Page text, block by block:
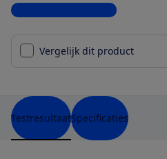
Bekijk alle specificaties
Vergelijk dit product
TestresultaatSpecificaties